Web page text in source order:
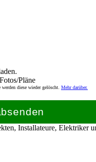
Pläne
diese wieder gelöscht. Mehr darüber.
Installateure, Elektriker